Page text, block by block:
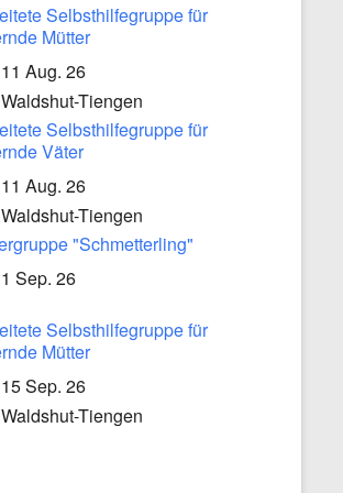
Selbsthilfegruppe für
Mütter
11 Aug. 26
Waldshut-Tiengen
Selbsthilfegruppe für
Väter
11 Aug. 26
Waldshut-Tiengen
"Schmetterling"
1 Sep. 26
Selbsthilfegruppe für
Mütter
15 Sep. 26
Waldshut-Tiengen